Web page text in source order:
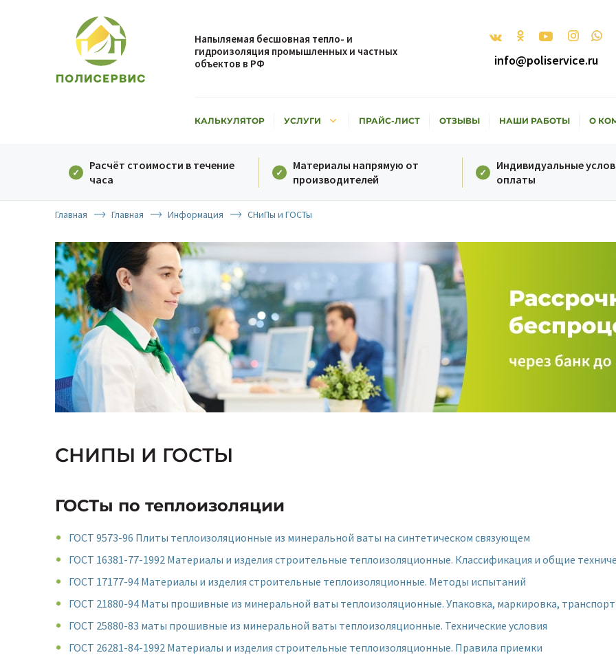
Напыляемая бесшовная тепло- и
гидроизоляция промышленных и частных
объектов в РФ
info@poliservice.ru
КАЛЬКУЛЯТОР УСЛУГИ keyboard_arrow_down ПРАЙС-ЛИСТ ОТЗЫВЫ НАШИ РАБОТЫ О
Расчёт стоимости в течение
часа
Материалы напрямую от
производителей
Индивидуальные
оплаты
Главная Главная Информация СНиПы и ГОСТы
СНИПЫ И ГОСТЫ
ГОСТы по теплоизоляции
ГОСТ 9573-96 Плиты теплоизоляционные из минеральной ваты на синтетическом связующем
ГОСТ 16381-77-1992 Материалы и изделия строительные теплоизоляционные. Классификация и общие
ГОСТ 17177-94 Материалы и изделия строительные теплоизоляционные. Методы испытаний
ГОСТ 21880-94 Маты прошивные из минеральной ваты теплоизоляционные. Упаковка, маркировка,
ГОСТ 25880-83 маты прошивные из минеральной ваты теплоизоляционные. Технические условия
ГОСТ 26281-84-1992 Материалы и изделия строительные теплоизоляционные. Правила приемки